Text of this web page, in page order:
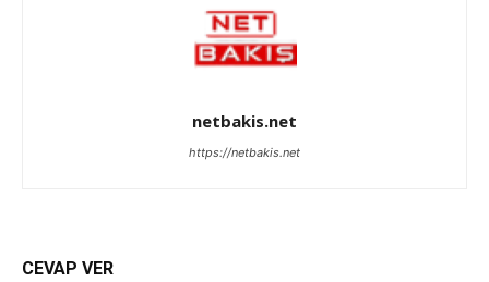
netbakis.net
https://netbakis.net
CEVAP VER